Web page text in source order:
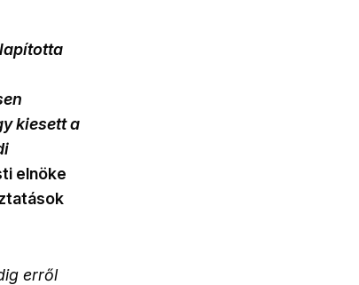
kiesett a
elnöke
erről